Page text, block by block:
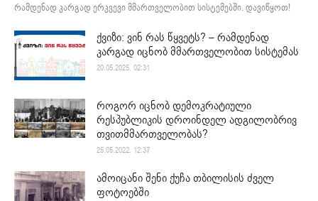
რამდენად კარგად ერკვევი მმართველობით სისტემებში. დავიწყოთ!
ქვიზი: ვინ რას წყვეტს? – რამდენად
კარგად იცნობ მმართველობით სისტემას
20.05.2025. 02:31
როგორ იცნობ დემოკრატიული
რესპუბლიკის დროინდელ ადგილობრივ
თვითმმართველობას?
25.05.2022. 12:37
ამოიცანი შენი ქუჩა თბილისის ძველ
ფოტოებში